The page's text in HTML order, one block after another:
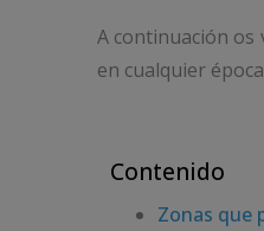
A continuación os
en cualquier
Contenido
Zonas que